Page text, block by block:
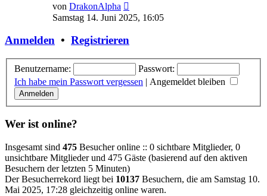
von DrakonAlpha
Beitrag
Samstag 14. Juni 2025, 16:05
Anmelden • Registrieren
Benutzername:
Passwort:
Ich habe mein Passwort vergessen | Angemeldet bleiben
Wer ist online?
Insgesamt sind 475 Besucher online :: 0 sichtbare Mitglieder, 0
unsichtbare Mitglieder und 475 Gäste (basierend auf den aktiven
Besuchern der letzten 5 Minuten)
Der Besucherrekord liegt bei 10137 Besuchern, die am Samstag 10.
Mai 2025, 17:28 gleichzeitig online waren.